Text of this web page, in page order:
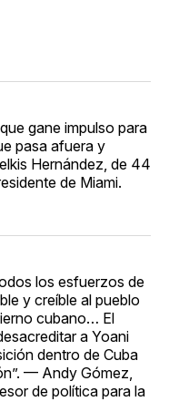
gane impulso para
pasa afuera y
Hernández, de 44
de Miami.
los esfuerzos de
y creíble al pueblo
cubano… El
a Yoani
dentro de Cuba
— Andy Gómez,
de política para la